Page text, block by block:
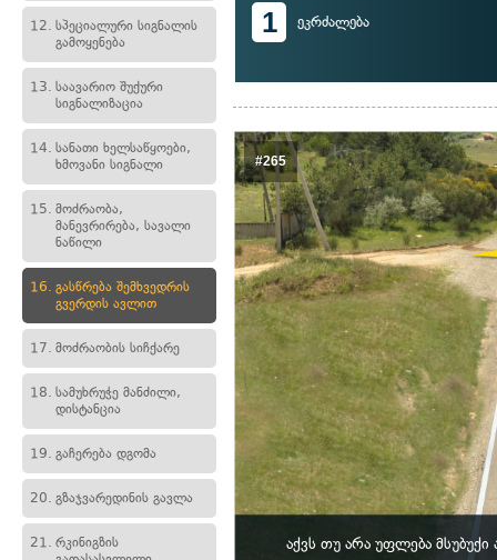
12. სპეციალური სიგნალის
გამოყენება
13. საავარიო შუქური
სიგნალიზაცია
14. სანათი ხელსაწყოები,
ხმოვანი სიგნალი
15. მოძრაობა,
მანევრირება, სავალი
ნაწილი
16. გასწრება შემხვედრის
გვერდის ავლით
17. მოძრაობის სიჩქარე
18. სამუხრუჭე მანძილი,
დისტანცია
19. გაჩერება დგომა
20. გზაჯვარედინის გავლა
21. რკინიგზის
1 ეკრძალება
#265
აქვს თუ არა უფლება